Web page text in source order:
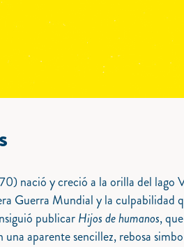
nació y creció a la orilla del
Guerra Mundial y la culpabilidad
publicarHijos de humanos,
una aparente sencillez, rebosa